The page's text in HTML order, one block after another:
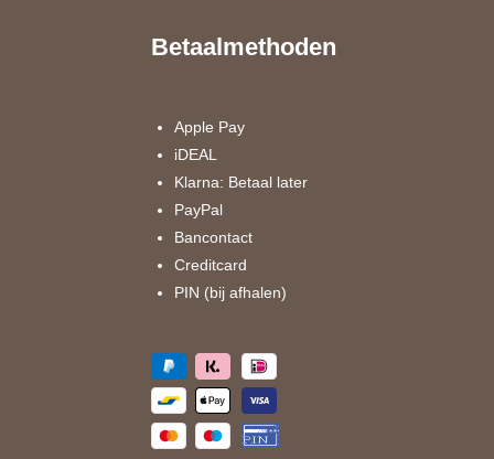
b
a
Betaalmethoden
Apple Pay
iDEAL
Klarna: Betaal later
PayPal
Bancontact
Creditcard
PIN (bij afhalen)